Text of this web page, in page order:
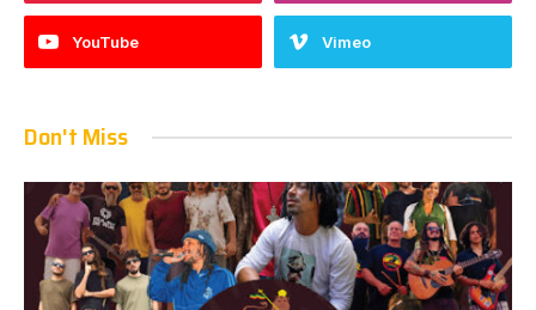
YouTube Vimeo
Don't Miss